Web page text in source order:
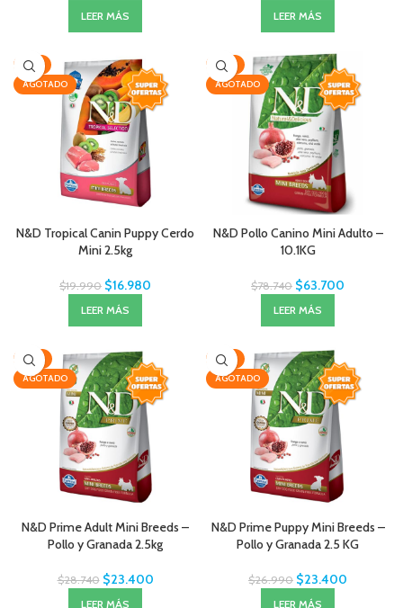
LEER MÁS LEER MÁS
-15%
AGOTADO
N&D Tropical Canin Puppy Cerdo
Mini 2.5kg
$19.990 $16.980
LEER MÁS
-19%
AGOTADO
N&D Pollo Canino Mini Adulto –
10.1KG
$78.740 $63.700
LEER MÁS
-19%
AGOTADO
N&D Prime Adult Mini Breeds –
Pollo y Granada 2.5kg
$28.740 $23.400
LEER MÁS
-13%
AGOTADO
N&D Prime Puppy Mini Breeds –
Pollo y Granada 2.5 KG
$26.990 $23.400
LEER MÁS